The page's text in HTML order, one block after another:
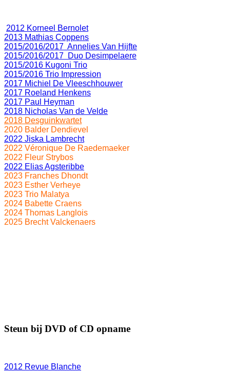
2012 Korneel Bernolet
2013 Mathias Coppens
2015/2016/2017 Annelies Van Hijfte
2015/2016/2017 Duo Desimpelaere
2015/2016 Kugoni Trio
2015/2016 Trio Impression
2017 Michiel De Vleeschhouwer
2017 Roeland Henkens
2017 Paul Heyman
2018 Nicholas Van de Velde
2018 Desguinkwartet
2020 Balder Dendievel
2022 Jiska Lambrecht
2022 Véronique De Raedemaeker
2022 Fleur Strybos
2022 Elias Agsteribbe
2023 Franches Dhondt
2023 Esther Verheye
2023 Trio Malatya
2024 Babette Craens
2024 Thomas Langlois
2025 Brecht Valckenaers
Steun bij DVD of CD opname
2012 Revue Blanche